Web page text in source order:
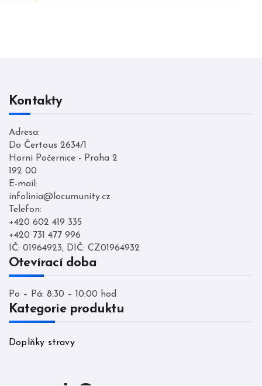
Kontakty
Adresa:
Do Čertous 2634/1
Horní Počernice - Praha 2
192 00
E-mail:
infolinia@locumunity.cz
Telefon:
+420 602 419 335
+420 731 477 996
IČ: 01964923, DIČ: CZ01964932
Otevírací doba
Po – Pá: 8:30 – 10:00 hod
Kategorie produktu
Doplňky stravy